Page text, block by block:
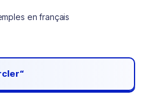
en français